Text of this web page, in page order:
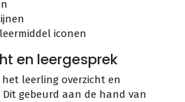
iconen
en leergesprek
leerling overzicht en
Dit gebeurd aan de hand van